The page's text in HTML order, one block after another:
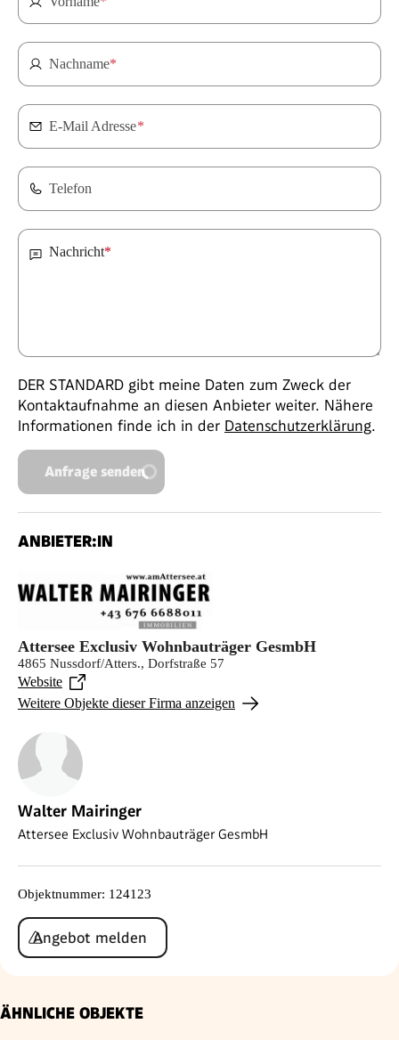
Nachname*
E-Mail Adresse*
Telefon
Nachricht*
DER STANDARD gibt meine Daten zum Zweck der
Kontaktaufnahme an diesen Anbieter weiter. Nähere
Informationen finde ich in der Datenschutzerklärung.
Anfrage senden
ANBIETER:IN
Attersee Exclusiv Wohnbauträger GesmbH
4865 Nussdorf/Atters., Dorfstraße 57
Website
Weitere Objekte dieser Firma anzeigen
Walter Mairinger
Attersee Exclusiv Wohnbauträger GesmbH
Objektnummer: 124123
Angebot melden
ÄHNLICHE OBJEKTE